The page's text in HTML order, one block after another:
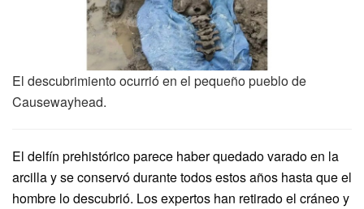
El descubrimiento ocurrió en el pequeño pueblo de
Causewayhead.
El delfín prehistórico parece haber quedado varado en la
arcilla y se conservó durante todos estos años hasta que el
hombre lo descubrió. Los expertos han retirado el cráneo y